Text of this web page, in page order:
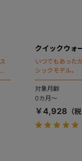
クイックウォ
いつでもあった
シックモデル。
対象月齢
0カ月～
￥4,928